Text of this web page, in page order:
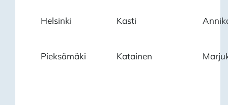
Helsinki Kasti
Pieksämäki Katainen